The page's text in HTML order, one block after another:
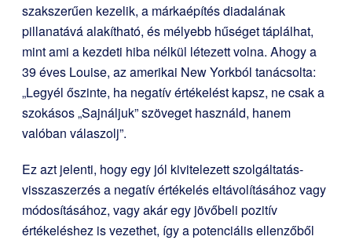
szakszerűen kezelik, a márkaépítés diadalának
pillanatává alakítható, és mélyebb hűséget táplálhat,
mint ami a kezdeti hiba nélkül létezett volna. Ahogy a
39 éves Louise, az amerikai New Yorkból tanácsolta:
„Legyél őszinte, ha negatív értékelést kapsz, ne csak a
szokásos „Sajnáljuk” szöveget használd, hanem
valóban válaszolj”.
Ez azt jelenti, hogy egy jól kivitelezett szolgáltatás-
visszaszerzés a negatív értékelés eltávolításához vagy
módosításához, vagy akár egy jövőbeli pozitív
értékeléshez is vezethet, így a potenciális ellenzőből